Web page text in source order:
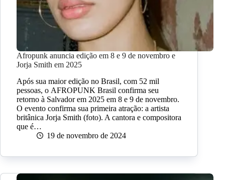
Afropunk anuncia edição em 8 e 9 de novembro e
Jorja Smith em 2025
Após sua maior edição no Brasil, com 52 mil
pessoas, o AFROPUNK Brasil confirma seu
retorno à Salvador em 2025 em 8 e 9 de novembro.
O evento confirma sua primeira atração: a artista
britânica Jorja Smith (foto). A cantora e compositora
que é…
19 de novembro de 2024